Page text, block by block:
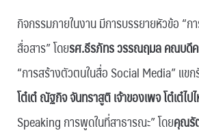
กิจกรรมภายในงาน มีการบรรยายหัวข้อ “ก
สื่อสาร” โดยรศ.ธีรภัทร วรรณฤมล คณบดี
“การสร้างตัวตนในสื่อ Social Media” แข
โต๋เต๋ ณัฐกิจ จันทราสูติ เจ้าของเพจ โต๋เต๋ไป
Speaking การพูดในที่สาธารณะ” โดยคุณรั